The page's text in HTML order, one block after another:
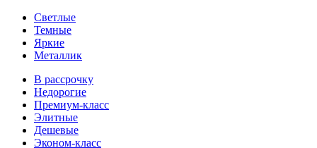
Светлые
Темные
Яркие
Металлик
В рассрочку
Недорогие
Премиум-класс
Элитные
Дешевые
Эконом-класс